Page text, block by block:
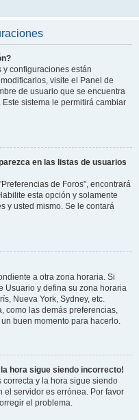
y configuraciones están
visite el Panel de
de usuario que se encuentra
sistema le permitirá cambiar
en las listas de usuarios
de Foros", encontrará
esta opción y solamente
y usted mismo. Se le contará
a otra zona horaria. Si
Usuario y defina su zona horaria
Nueva York, Sydney, etc.
como las demás preferencias,
buen momento para hacerlo.
hora sigue siendo incorrecto!
y la hora sigue siendo
el servidor es errónea. Por favor
el problema.